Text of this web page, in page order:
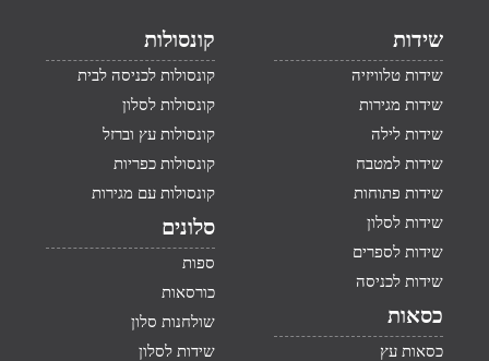
שידות
שידות טלוויזיה
שידות מגירות
שידות לילה
שידות למטבח
שידות פתוחות
שידות לסלון
שידות לספרים
שידות לכניסה
כסאות
כסאות עץ
קונסולות
קונסולות לכניסה לבית
קונסולות לסלון
קונסולות עץ וברזל
קונסולות כפריות
קונסולות עם מגירות
סלונים
ספות
כורסאות
שולחנות סלון
שידות לסלון